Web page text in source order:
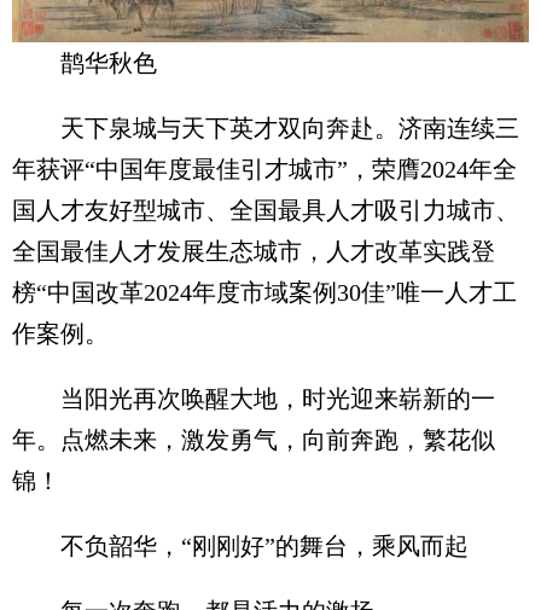
鹊华秋色
天下泉城与天下英才双向奔赴。济南连续三
年获评“中国年度最佳引才城市”，荣膺2024年全
国人才友好型城市、全国最具人才吸引力城市、
全国最佳人才发展生态城市，人才改革实践登
榜“中国改革2024年度市域案例30佳”唯一人才工
作案例。
当阳光再次唤醒大地，时光迎来崭新的一
年。点燃未来，激发勇气，向前奔跑，繁花似
锦！
不负韶华，“刚刚好”的舞台，乘风而起